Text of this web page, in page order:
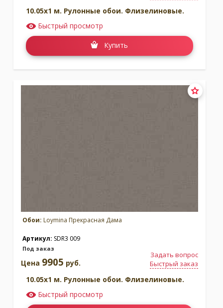
10.05x1 м. Рулонные обои. Флизелиновые.
Быстрый просмотр
Купить
Обои: Loymina Прекрасная Дама
Артикул: SDR3 009
Под заказ
Задать вопрос
Быстрый заказ
Цена 9905 руб.
10.05x1 м. Рулонные обои. Флизелиновые.
Быстрый просмотр